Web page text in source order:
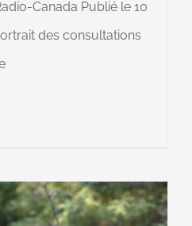
Canada Publié le 10
des consultations